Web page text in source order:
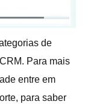
de
Para mais
entre em
para saber